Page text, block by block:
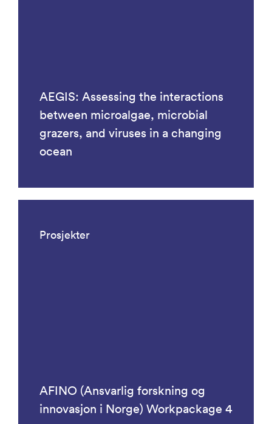
AEGIS: Assessing the interactions
between microalgae, microbial
grazers, and viruses in a changing
ocean
Prosjekter
AFINO (Ansvarlig forskning og
innovasjon i Norge) Workpackage 4